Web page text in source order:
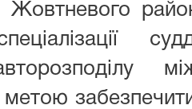
Жовтневого
метою